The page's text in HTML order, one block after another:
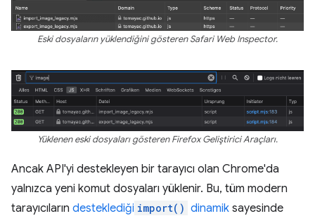
Eski dosyaların yüklendiğini gösteren Safari Web Inspector.
Yüklenen eski dosyaları gösteren Firefox Geliştirici Araçları.
Ancak API'yi destekleyen bir tarayıcı olan Chrome'da
yalnızca yeni komut dosyaları yüklenir. Bu, tüm modern
tarayıcıların desteklediği import() dinamik sayesinde